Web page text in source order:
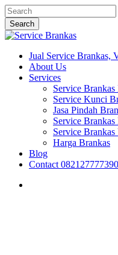
Skip
to
main
content
Search
Close
search
Menu
Jual Service Brankas,
About Us
Services
Service Brankas
Service Kunci
Jasa Pindah
Service
Service Brankas
Harga Brankas
Blog
Contact 082127777390